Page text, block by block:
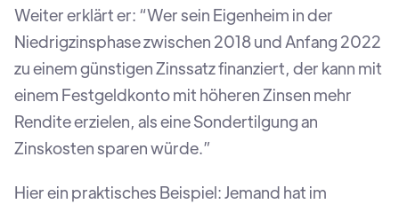
Weiter erklärt er: “Wer sein Eigenheim in der
Niedrigzinsphase zwischen 2018 und Anfang 2022
zu einem günstigen Zinssatz finanziert, der kann mit
einem Festgeldkonto mit höheren Zinsen mehr
Rendite erzielen, als eine Sondertilgung an
Zinskosten sparen würde.”
Hier ein praktisches Beispiel: Jemand hat im